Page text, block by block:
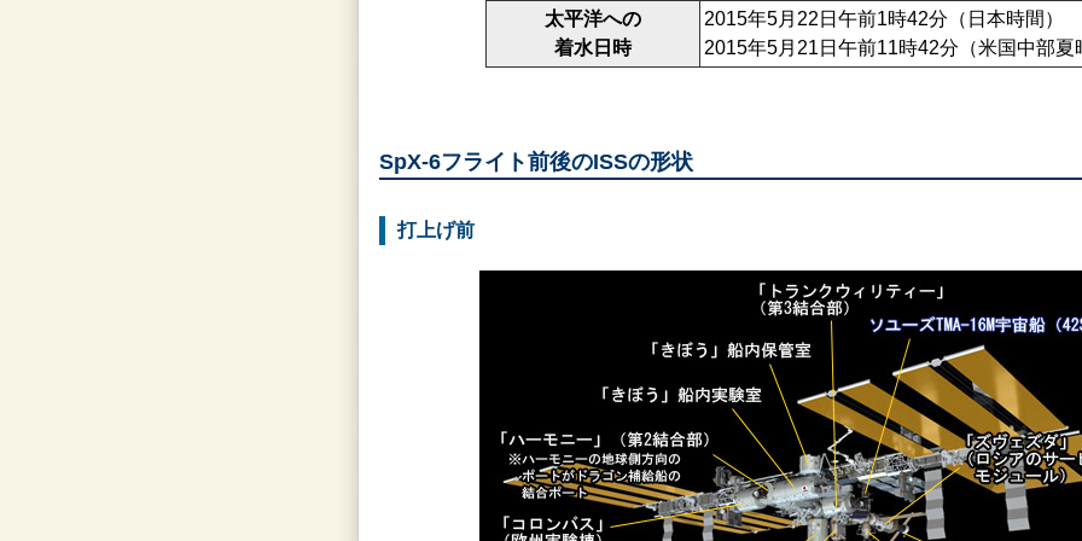
太平洋への
着水日時
2015年5月22日午前1時42分（日本時間）
2015年5月21日午前11時42分（米国中部夏
SpX-6フライト前後のISSの形状
打上げ前